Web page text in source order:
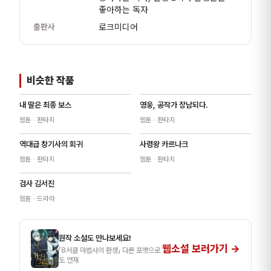
좋아하는 독자
출판사 로크미디어
비슷한 작품
내 딸은 최종 보스
웹툰 · 판타지
영웅, 공작가 장남되다.
웹툰 · 판타지
역대급 창기사의 회귀
웹툰 · 판타지
사령왕 카르나크
웹툰 · 판타지
검사 김서진
웹툰 · 드라마
원작 소설도 만나보세요!
「8서클 마법사의 환생 」 다른 포맷으로
도 연재
웹소설 보러가기 →